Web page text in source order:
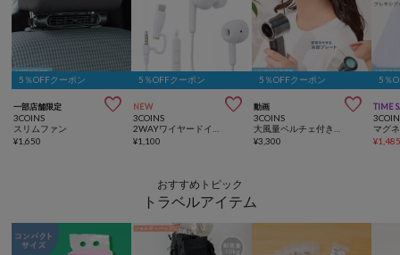
5％OFFクーポン
一部店舗限定 
3COINS
スリムファン
¥1,650
5％OFFクーポン
NEW 
3COINS
¥1,100
5％OFFクーポン
動画 
3COINS
¥3,300
5％
TIME
¥
おすすめトピック
トラベルアイテム